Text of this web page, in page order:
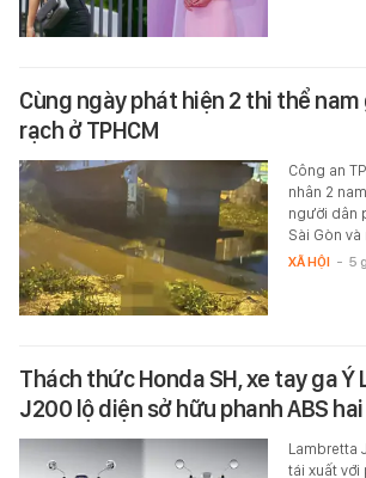
Cùng ngày phát hiện 2 thi thể
rạch ở TPHCM
Công an
nhân 2
người dân
Sài Gòn và
XÃ HỘI - 5
Thách thức Honda SH, xe tay ga
J200 lộ diện sở hữu phanh ABS
Lambretta
tái xuất